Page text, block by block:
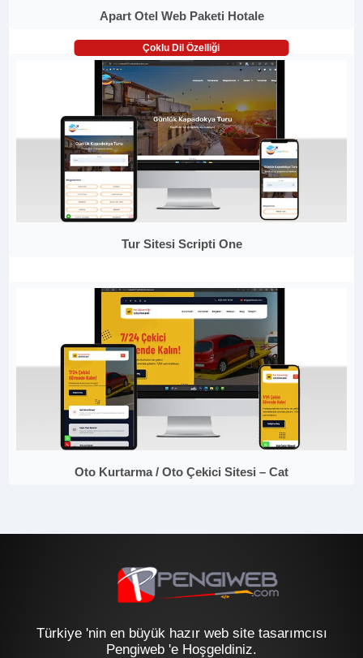
Apart Otel Web Paketi Hotale
Çoklu Dil Özelliği
Tur Sitesi Scripti One
Oto Kurtarma / Oto Çekici Sitesi – Cat
Türkiye 'nin en büyük hazır web site tasarımcısı
Pengiweb 'e Hoşgeldiniz.